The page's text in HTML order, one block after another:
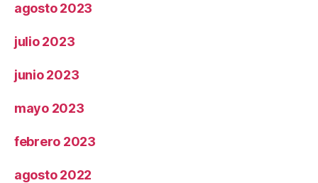
agosto 2023
julio 2023
junio 2023
mayo 2023
febrero 2023
agosto 2022